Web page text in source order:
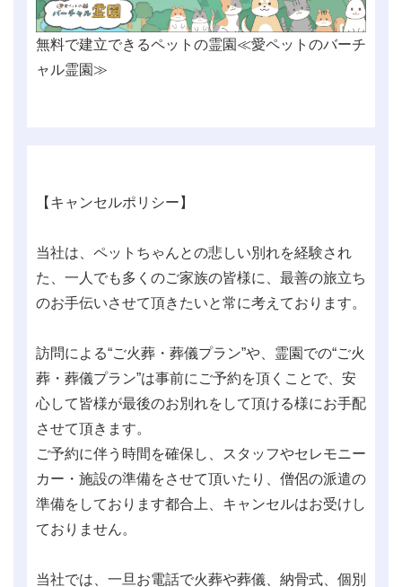
無料で建立できるペットの霊園≪愛ペットのバーチ
ャル霊園≫
【キャンセルポリシー】
当社は、ペットちゃんとの悲しい別れを経験され
た、一人でも多くのご家族の皆様に、最善の旅立ち
のお手伝いさせて頂きたいと常に考えております。
訪問による“ご火葬・葬儀プラン”や、霊園での“ご火
葬・葬儀プラン”は事前にご予約を頂くことで、安
心して皆様が最後のお別れをして頂ける様にお手配
させて頂きます。
ご予約に伴う時間を確保し、スタッフやセレモニー
カー・施設の準備をさせて頂いたり、僧侶の派遣の
準備をしております都合上、キャンセルはお受けし
ておりません。
当社では、一旦お電話で火葬や葬儀、納骨式、個別